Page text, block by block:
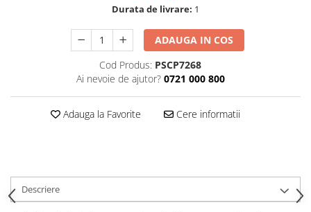
Polizoare unghiulare pneumatice
Slefuitoare pneumatice
Durata de livrare: 1
ADAUGA IN COS
Cod Produs: PSCP7268
Ai nevoie de ajutor? 0721 000 800
Adauga la Favorite Cere informatii
Descriere